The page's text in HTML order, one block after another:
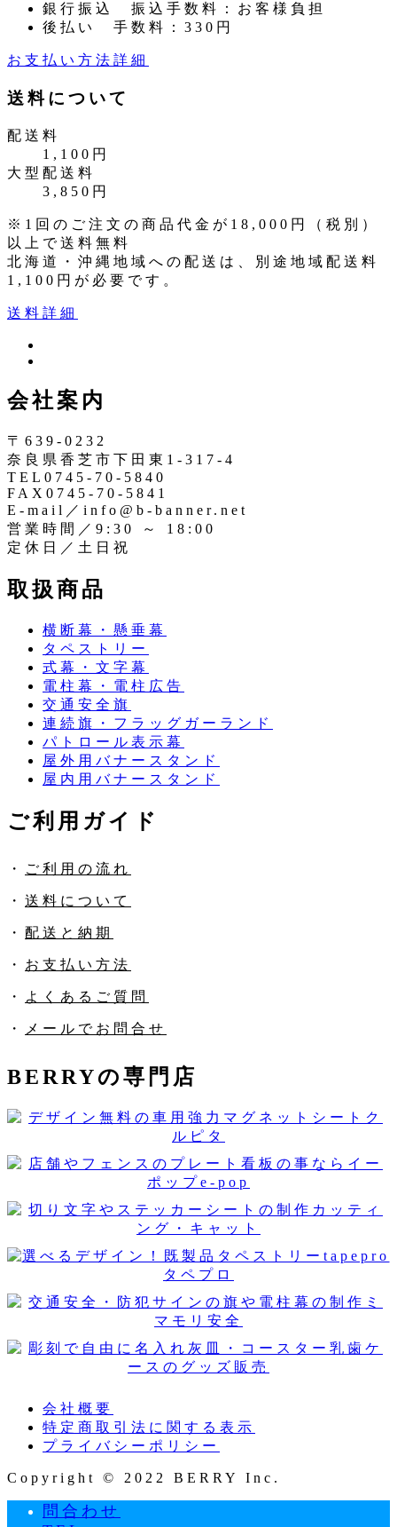
銀行振込 振込手数料：お客様負担
後払い 手数料：330円
お支払い方法詳細
送料について
配送料
1,100円
大型配送料
3,850円
※1回のご注文の商品代金が18,000円（税別）
以上で送料無料
北海道・沖縄地域への配送は、別途地域配送料
1,100円が必要です。
送料詳細
タ
ス
会社案内
〒639-0232
奈良県香芝市下田東1-317-4
TEL0745-70-5840
FAX0745-70-5841
E-mail／info@b-banner.net
営業時間／9:30 ～ 18:00
定休日／土日祝
取扱商品
横断幕・懸垂幕
タペストリー
式幕・文字幕
電柱幕・電柱広告
交通安全旗
連続旗・フラッグガーランド
パトロール表示幕
屋外用バナースタンド
屋内用バナースタンド
ご利用ガイド
・ ご利用の流れ
・ 送料について
・ 配送と納期
・ お支払い方法
・ よくあるご質問
・ メールでお問合せ
BERRYの専門店
会社概要
特定商取引法に関する表示
プライバシーポリシー
Copyright © 2022 BERRY Inc.
問合わせ